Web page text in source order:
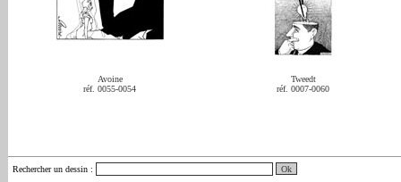
Avoine
réf. 0055-0054
Tweedt
réf. 0007-0060
Rechercher un dessin :